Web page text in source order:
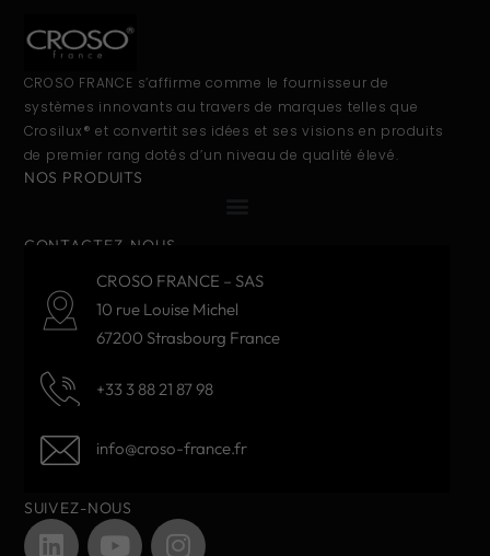
CROSO FRANCE s’affirme comme le fournisseur de
systèmes innovants au travers de marques telles que
Crosilux® et convertit ses idées et ses visions en produits
de premier rang dotés d’un niveau de qualité élevé.
NOS PRODUITS
CONTACTEZ-NOUS
CROSO FRANCE – SAS
10 rue Louise Michel
67200 Strasbourg France
+33 3 88 21 87 98
info@croso-france.fr
SUIVEZ-NOUS